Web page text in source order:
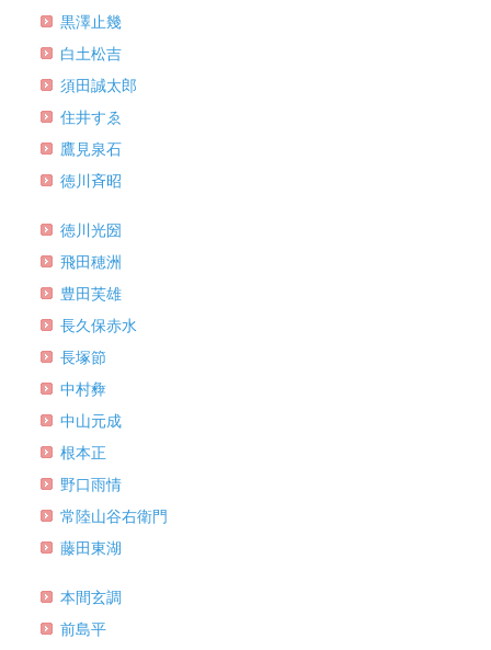
黒澤止幾
白土松吉
須田誠太郎
住井すゑ
鷹見泉石
徳川斉昭
徳川光圀
飛田穂洲
豊田芙雄
長久保赤水
長塚節
中村彜
中山元成
根本正
野口雨情
常陸山谷右衛門
藤田東湖
本間玄調
前島平